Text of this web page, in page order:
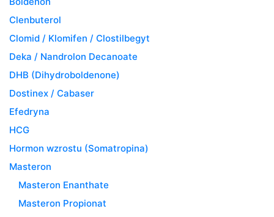
Clenbuterol
Clomid / Klomifen / Clostilbegyt
Deka / Nandrolon Decanoate
DHB (Dihydroboldenone)
Dostinex / Cabaser
Efedryna
HCG
Hormon wzrostu (Somatropina)
Masteron
Masteron Enanthate
Masteron Propionat